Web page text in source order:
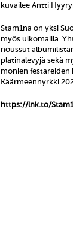
kuvailee Antti
Stam1na on yksi
myös ulkomailla.
noussut
platinalevyjä sekä
monien festareiden
Käärmeennyrkki
https://lnk.to/